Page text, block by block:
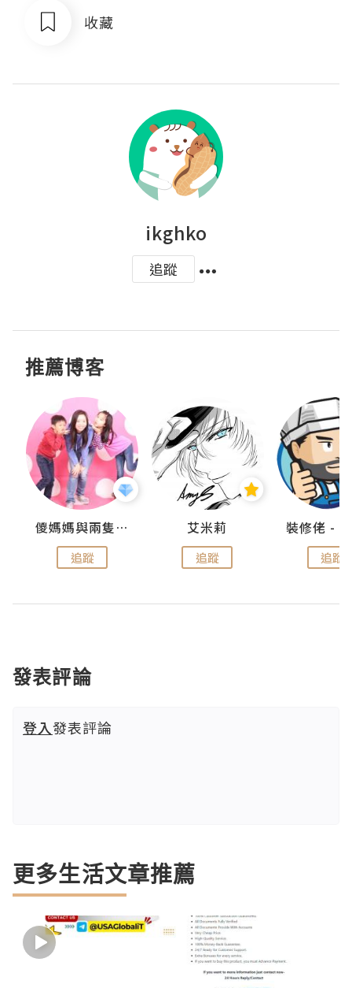
收藏
ikghko
追蹤
推薦博客
儍媽媽與兩隻小魔怪之家
追蹤
艾米莉
追蹤 追蹤
發表評論
登入發表評論
更多生活文章推薦